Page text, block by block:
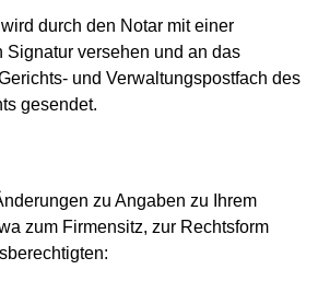
durch den Notar mit einer
Signatur versehen und an das
und Verwaltungspostfach des
gesendet.
zu Angaben zu Ihrem
zum Firmensitz, zur Rechtsform